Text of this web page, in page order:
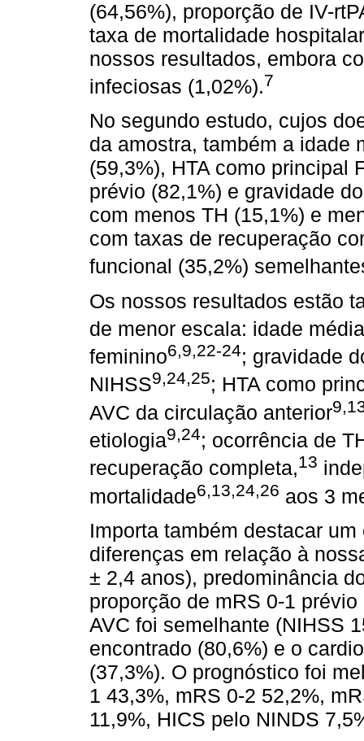
(64,56%), proporção de IV-
taxa de mortalidade
nossos resultados, embora
infeciosas (1,02%).7
No segundo estudo, cujos
da amostra, também a idade
(59,3%), HTA como principal
prévio (82,1%) e gravidade
com menos TH (15,1%) e
com taxas de recuperação
funcional (35,2%)
Os nossos resultados estão
de menor escala: idade média
feminino6,9,22-24; gravidade
NIHSS9,24,25; HTA como
AVC da circulação anterior
etiologia9,24; ocorrência de
recuperação completa,13
mortalidade6,13,24,26 aos 3
Importa também destacar
diferenças em relação à
± 2,4 anos), predominância
proporção de mRS 0-1
AVC foi semelhante (NIHSS
encontrado (80,6%) e o
(37,3%). O prognóstico foi
1 43,3%, mRS 0-2 52,2%,
11,9%, HICS pelo NINDS